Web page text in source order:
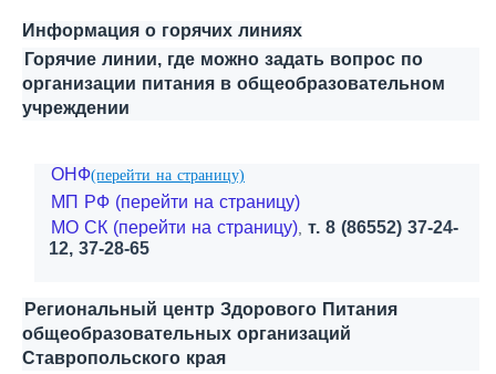
Информация о горячих линиях
Горячие линии, где можно задать вопрос по
организации питания в общеобразовательном
учреждении
ОНФ(перейти на страницу)
МП РФ (перейти на страницу)
МО СК (перейти на страницу) т. 8 (86552) 37-24-
12, 37-28-65
Региональный центр Здорового Питания
общеобразовательных организаций
Ставропольского края